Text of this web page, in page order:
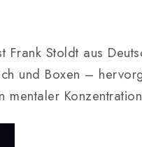
Frank Stoldt aus
und Boxen –
mentaler